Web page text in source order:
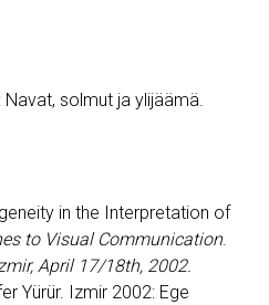
solmut ja ylijäämä.
in the Interpretation of
to Visual Communication.
April 17/18th, 2002.
Yürür. Izmir 2002: Ege